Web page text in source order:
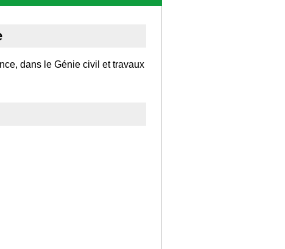
dans le Génie civil et travaux